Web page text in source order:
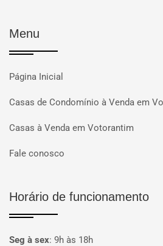
Menu
Página Inicial
Casas de Condomínio à Venda em
Casas à Venda em Votorantim
Fale conosco
Horário de funcionamento
Seg à sex: 9h às 18h